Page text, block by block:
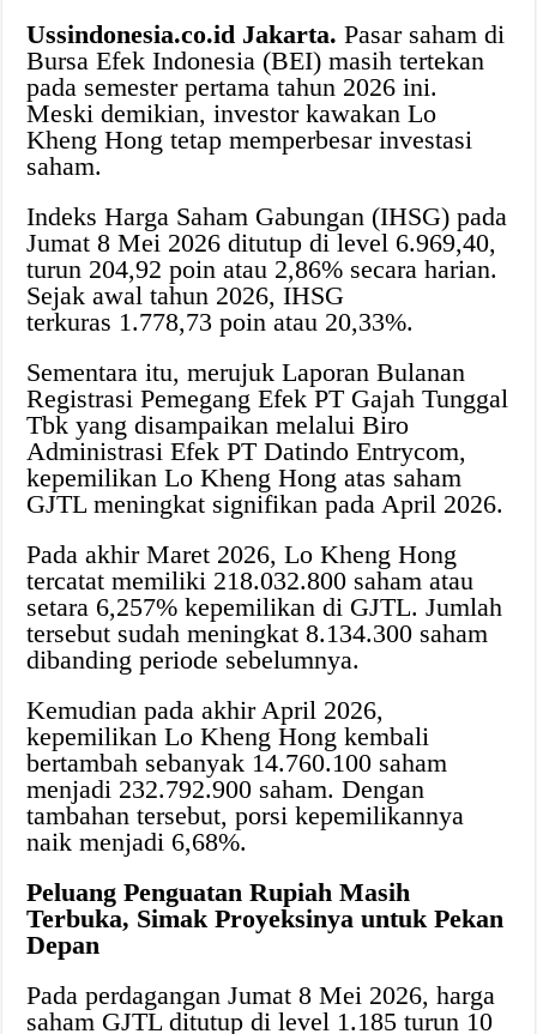
Ussindonesia.co.id Jakarta.Pasar saham di
Bursa Efek Indonesia (BEI) masih tertekan
pada semester pertama tahun 2026 ini.
Meski demikian, investor kawakan Lo
Kheng Hong tetap memperbesar investasi
saham.
Indeks Harga Saham Gabungan (IHSG) pada
Jumat 8 Mei 2026 ditutup di level 6.969,40,
turun 204,92 poin atau 2,86% secara harian.
Sejak awal tahun 2026, IHSG
terkuras 1.778,73 poin atau 20,33%.
Sementara itu, merujuk Laporan Bulanan
Registrasi Pemegang Efek PT Gajah Tunggal
Tbk yang disampaikan melalui Biro
Administrasi Efek PT Datindo Entrycom,
kepemilikan Lo Kheng Hong atas saham
GJTL meningkat signifikan pada April 2026.
Pada akhir Maret 2026, Lo Kheng Hong
tercatat memiliki 218.032.800 saham atau
setara 6,257% kepemilikan di GJTL. Jumlah
tersebut sudah meningkat 8.134.300 saham
dibanding periode sebelumnya.
Kemudian pada akhir April 2026,
kepemilikan Lo Kheng Hong kembali
bertambah sebanyak 14.760.100 saham
menjadi 232.792.900 saham. Dengan
tambahan tersebut, porsi kepemilikannya
naik menjadi 6,68%.
Peluang Penguatan Rupiah Masih
Terbuka, Simak Proyeksinya untuk Pekan
Depan
​Pada perdagangan Jumat 8 Mei 2026, harga
saham GJTL ditutup di level 1.185 turun 10